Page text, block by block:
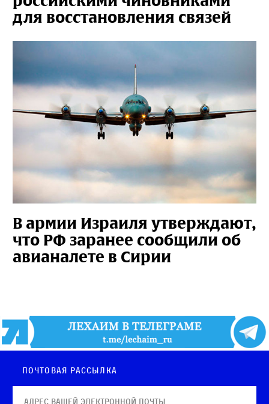
для восстановления связей
В армии Израиля утверждают,
что РФ заранее сообщили об
авианалете в Сирии
Почтовая рассылка